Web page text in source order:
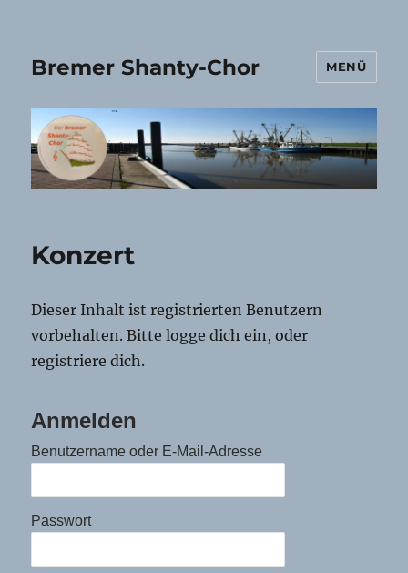
Bremer Shanty-Chor MENÜ
Konzert
Dieser Inhalt ist registrierten Benutzern
vorbehalten. Bitte logge dich ein, oder
registriere dich.
Anmelden
Benutzername oder E-Mail-Adresse
Passwort